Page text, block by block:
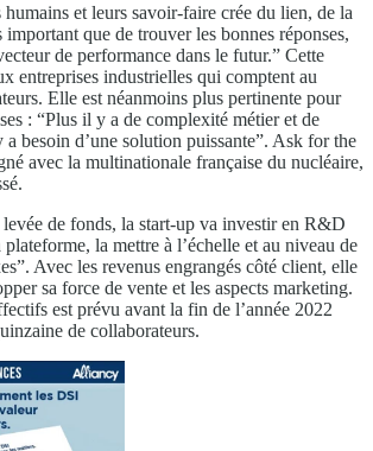
humains et leurs savoir-faire crée du lien, de la
important que de trouver les bonnes réponses,
de performance dans le futur.” Cette
entreprises industrielles qui comptent au
Elle est néanmoins plus pertinente pour
: “Plus il y a de complexité métier et de
besoin d’une solution puissante”. Ask for the
avec la multinationale française du nucléaire,
de fonds, la start-up va investir en R&D
la mettre à l’échelle et au niveau de
Avec les revenus engrangés côté client, elle
sa force de vente et les aspects marketing.
est prévu avant la fin de l’année 2022
de collaborateurs.